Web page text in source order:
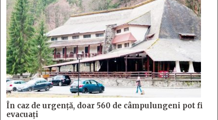
În caz de urgență, doar 560 de câmpulungeni pot fi
evacuați